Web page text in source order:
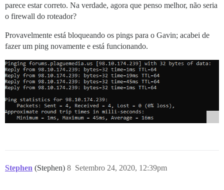
parece estar correto. Na verdade, agora que penso melhor, não seria
o firewall do roteador?
Provavelmente está bloqueando os pings para o Gavin; acabei de
fazer um ping novamente e está funcionando.
Stephen (Stephen) Setembro 24, 2020, 12:39pm
8